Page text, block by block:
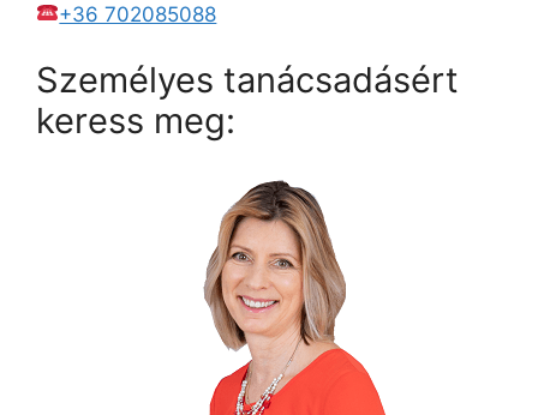
+36 702085088
Személyes tanácsadásért
keress meg: